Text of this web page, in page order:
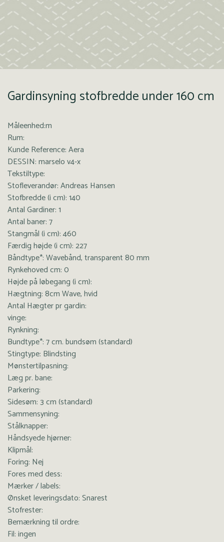
Gardinsyning stofbredde under 160 cm
Måleenhed:m
Rum:
Kunde Reference: Aera
DESSIN: marselo v4-x
Tekstiltype:
Stofleverandør: Andreas Hansen
Stofbredde (i cm): 140
Antal Gardiner: 1
Antal baner: 7
Stangmål (i cm): 460
Færdig højde (i cm): 227
Båndtype*: Wavebånd, transparent 80 mm
Rynkehoved cm: 0
Højde på løbegang (i cm):
Hægtning: 8cm Wave, hvid
Antal Hægter pr gardin:
vinge:
Rynkning:
Bundtype*: 7 cm. bundsøm (standard)
Stingtype: Blindsting
Mønstertilpasning:
Læg pr. bane:
Parkering:
Sidesøm: 3 cm (standard)
Sammensyning:
Stålknapper:
Håndsyede hjørner:
Klipmål:
Foring: Nej
Fores med dess:
Mærker / labels:
Ønsket leveringsdato: Snarest
Stofrester:
Bemærkning til ordre:
Fil: ingen